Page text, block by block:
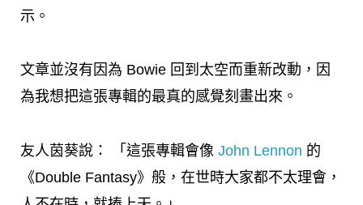
示。
文章並沒有因為 Bowie 回到太空而重新改動，因
為我想把這張專輯的最真的感覺刻畫出來。
友人茵葵說： 「這張專輯會像 John Lennon 的
《Double Fantasy》般，在世時大家都不太理會，